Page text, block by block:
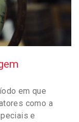
em que
como a
e